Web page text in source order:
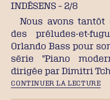
INDÉSENS – 2/8
Nous avons tantôt
des préludes-et-
Orlando Bass pour
série "Piano
dirigée par Dimitri
CONTINUER LA LECTURE